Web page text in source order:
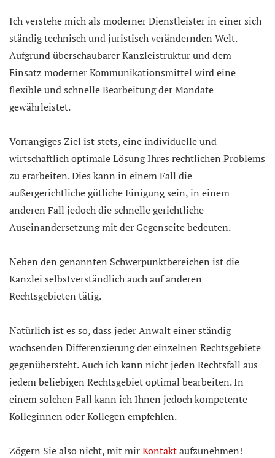
Ich verstehe mich als moderner Dienstleister in einer sich
ständig technisch und juristisch verändernden Welt.
Aufgrund überschaubarer Kanzleistruktur und dem
Einsatz moderner Kommunikationsmittel wird eine
flexible und schnelle Bearbeitung der Mandate
gewährleistet.
Vorrangiges Ziel ist stets, eine individuelle und
wirtschaftlich optimale Lösung Ihres rechtlichen Problems
zu erarbeiten. Dies kann in einem Fall die
außergerichtliche gütliche Einigung sein, in einem
anderen Fall jedoch die schnelle gerichtliche
Auseinandersetzung mit der Gegenseite bedeuten.
Neben den genannten Schwerpunktbereichen ist die
Kanzlei selbstverständlich auch auf anderen
Rechtsgebieten tätig.
Natürlich ist es so, dass jeder Anwalt einer ständig
wachsenden Differenzierung der einzelnen Rechtsgebiete
gegenübersteht. Auch ich kann nicht jeden Rechtsfall aus
jedem beliebigen Rechtsgebiet optimal bearbeiten. In
einem solchen Fall kann ich Ihnen jedoch kompetente
Kolleginnen oder Kollegen empfehlen.
Zögern Sie also nicht, mit mirKontaktaufzunehmen!